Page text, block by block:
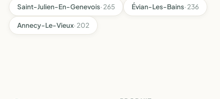
Saint-Julien-En-Genevois· 265 Évian-Les-Bains· 236
Annecy-Le-Vieux· 202